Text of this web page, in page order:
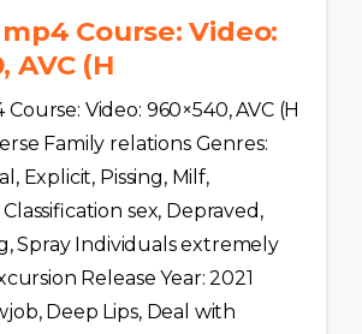
Course: Video:
AVC (H
Video: 960×540, AVC (H
Family relations Genres:
Explicit, Pissing, Milf,
sex, Depraved,
Spray Individuals extremely
Release Year: 2021
Deep Lips, Deal with